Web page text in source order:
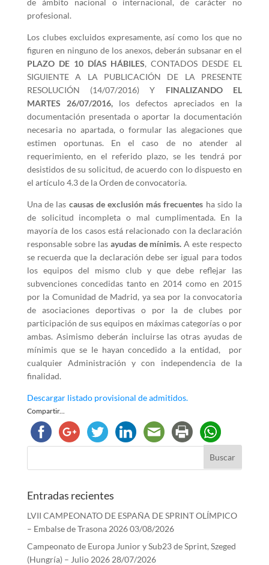
de ámbito nacional o internacional, de carácter no
profesional.
Los clubes excluidos expresamente, así como los que no
figuren en ninguno de los anexos, deberán subsanar en el
PLAZO DE 10 DÍAS HÁBILES, CONTADOS DESDE EL
SIGUIENTE A LA PUBLICACIÓN DE LA PRESENTE
RESOLUCIÓN (14/07/2016) Y FINALIZANDO EL
MARTES 26/07/2016,los defectos apreciados en la
documentación presentada o aportar la documentación
necesaria no apartada, o formular las alegaciones que
estimen oportunas. En el caso de no atender al
requerimiento, en el referido plazo, se les tendrá por
desistidos de su solicitud, de acuerdo con lo dispuesto en
el artículo 4.3 de la Orden de convocatoria.
Una de las causas de exclusión más frecuentes ha sido la
de solicitud incompleta o mal cumplimentada. En la
mayoría de los casos está relacionado con la declaración
responsable sobre las ayudas de mínimis. A este respecto
se recuerda que la declaración debe ser igual para todos
los equipos del mismo club y que debe reflejar las
subvenciones concedidas tanto en 2014 como en 2015
por la Comunidad de Madrid, ya sea por la convocatoria
de asociaciones deportivas o por la de clubes por
participación de sus equipos en máximas categorías o por
ambas. Asimismo deberán incluirse las otras ayudas de
mínimis que se le hayan concedido a la entidad, por
cualquier Administración y con independencia de la
finalidad.
Descargar listado provisional de admitidos.
Compartir...
Entradas recientes
LVII CAMPEONATO DE ESPAÑA DE SPRINT OLÍMPICO
– Embalse de Trasona 202603/08/2026
Campeonato de Europa Junior y Sub23 de Sprint, Szeged
(Hungría) – Julio 2026 28/07/2026